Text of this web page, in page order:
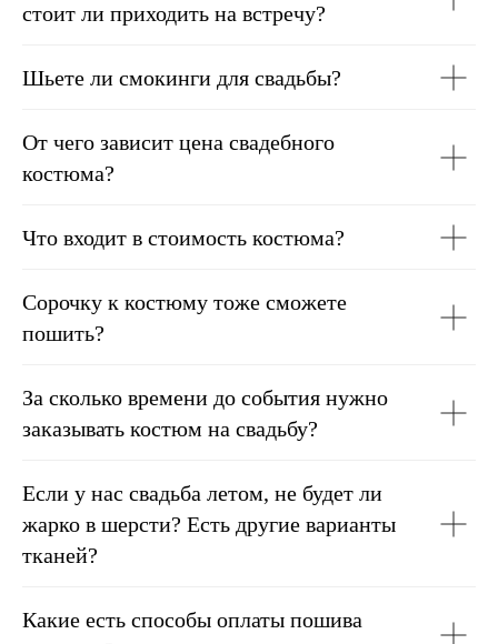
стоит ли приходить на встречу?
Шьете ли смокинги для свадьбы?
От чего зависит цена свадебного
костюма?
Что входит в стоимость костюма?
Сорочку к костюму тоже сможете
пошить?
За сколько времени до события нужно
заказывать костюм на свадьбу?
Если у нас свадьба летом, не будет ли
жарко в шерсти? Есть другие варианты
тканей?
Какие есть способы оплаты пошива